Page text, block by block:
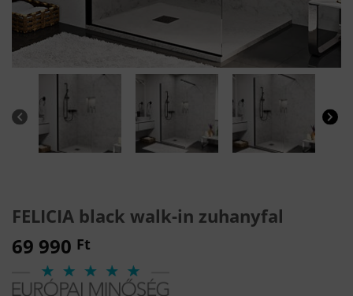
FELICIA black walk-in zuhanyfal
69 990 Ft